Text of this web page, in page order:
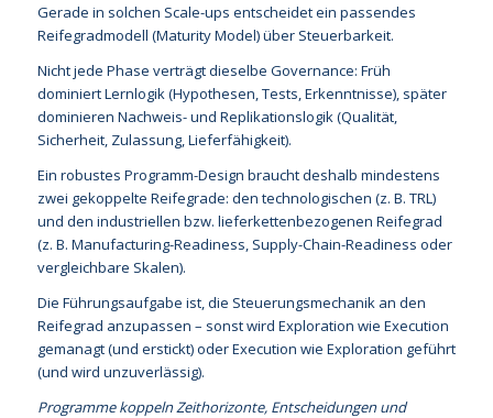
Gerade in solchen Scale-ups entscheidet ein passendes
Reifegradmodell (Maturity Model) über Steuerbarkeit.
Nicht jede Phase verträgt dieselbe Governance: Früh
dominiert Lernlogik (Hypothesen, Tests, Erkenntnisse), später
dominieren Nachweis- und Replikationslogik (Qualität,
Sicherheit, Zulassung, Lieferfähigkeit).
Ein robustes Programm-Design braucht deshalb mindestens
zwei gekoppelte Reifegrade: den technologischen (z. B. TRL)
und den industriellen bzw. lieferkettenbezogenen Reifegrad
(z. B. Manufacturing-Readiness, Supply-Chain-Readiness oder
vergleichbare Skalen).
Die Führungsaufgabe ist, die Steuerungsmechanik an den
Reifegrad anzupassen – sonst wird Exploration wie Execution
gemanagt (und erstickt) oder Execution wie Exploration geführt
(und wird unzuverlässig).
Programme koppeln Zeithorizonte, Entscheidungen und